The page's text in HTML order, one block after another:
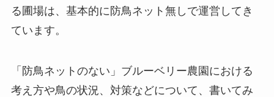
る圃場は、基本的に防鳥ネット無しで運営してき
ています。
「防鳥ネットのない」ブルーベリー農園における
考え方や鳥の状況、対策などについて、書いてみ